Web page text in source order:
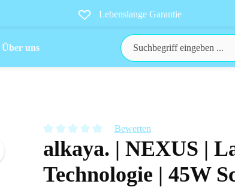
Lebenslange Garantie
Über uns
Durchschnittliche Bewertung von 0 von 5 Sternen
Bewerten
alkaya. | NEXUS |
Technologie | 45W